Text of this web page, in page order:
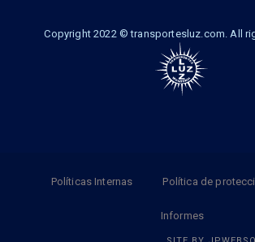
Copyright 2022 © transportesluz.com. All
Políticas Internas Política de
Informes